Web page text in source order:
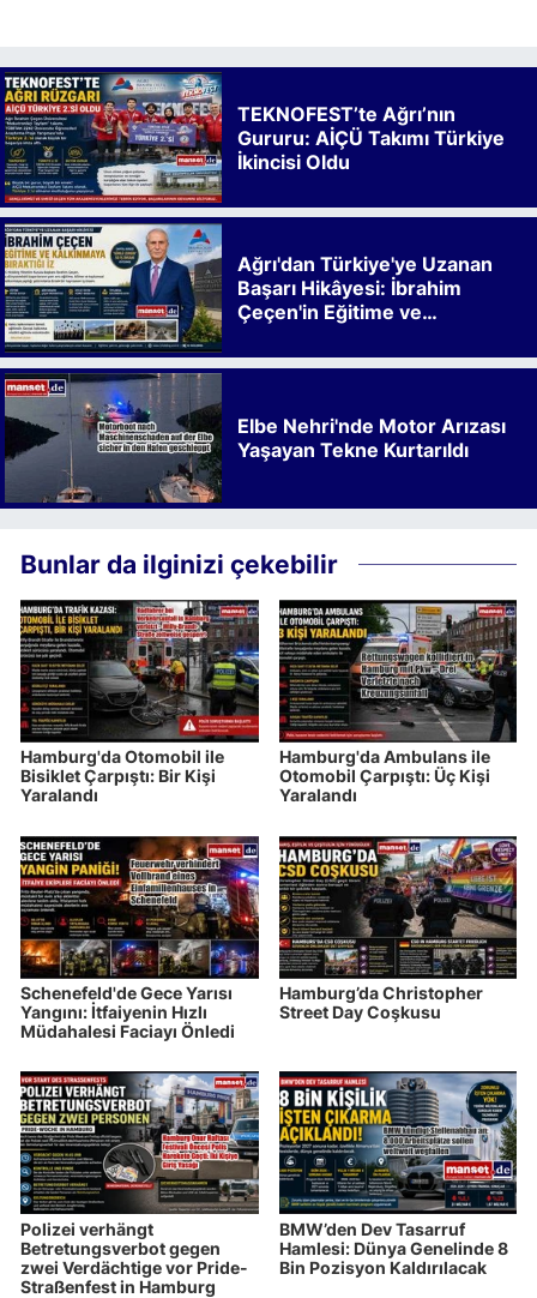
TEKNOFEST’te Ağrı’nın
Gururu: AİÇÜ Takımı Türkiye
İkincisi Oldu
Ağrı'dan Türkiye'ye Uzanan
Başarı Hikâyesi: İbrahim
Çeçen'in Eğitime ve
Elbe Nehri'nde Motor Arızası
Yaşayan Tekne Kurtarıldı
Bunlar da ilginizi çekebilir
Hamburg'da Otomobil ile
Bisiklet Çarpıştı: Bir Kişi
Yaralandı
Hamburg'da Ambulans ile
Otomobil Çarpıştı: Üç Kişi
Yaralandı
Schenefeld'de Gece Yarısı
Yangını: İtfaiyenin Hızlı
Müdahalesi Faciayı Önledi
Hamburg’da Christopher
Street Day Coşkusu
Polizei verhängt
Betretungsverbot gegen
zwei Verdächtige vor Pride-
Straßenfest in Hamburg
BMW’den Dev Tasarruf
Hamlesi: Dünya Genelinde 8
Bin Pozisyon Kaldırılacak